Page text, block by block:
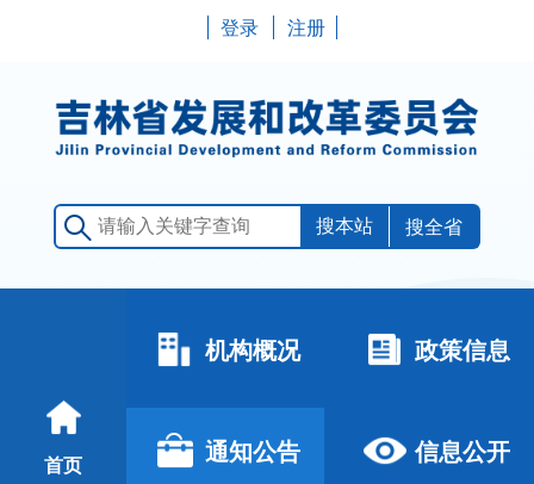
登录 注册
搜全省
首页
机构概况 政策信息
通知公告 信息公开